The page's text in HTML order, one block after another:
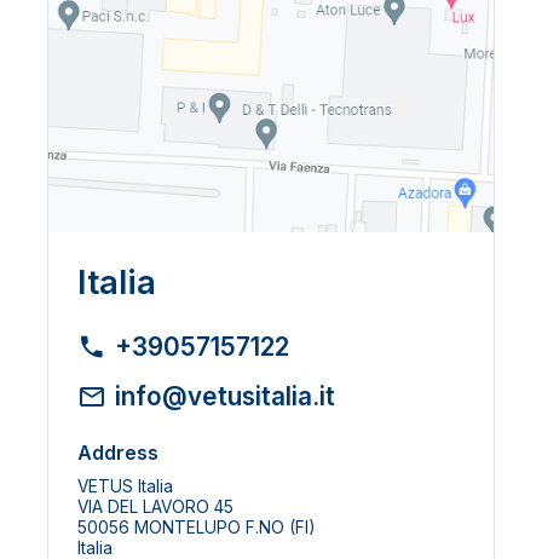
Italia
+39057157122
info@vetusitalia.it
Address
VETUS Italia
VIA DEL LAVORO 45
50056 MONTELUPO F.NO (FI)
Italia